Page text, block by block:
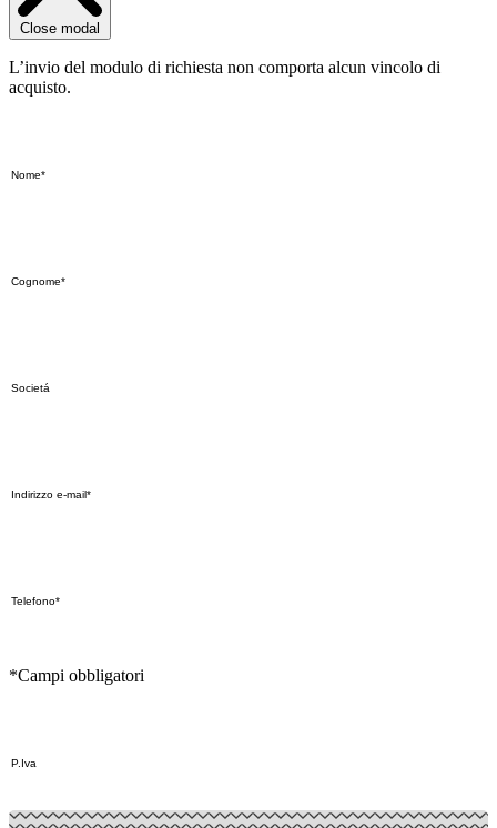
Close modal
L’invio del modulo di richiesta non comporta alcun vincolo di
acquisto.
*Campi obbligatori